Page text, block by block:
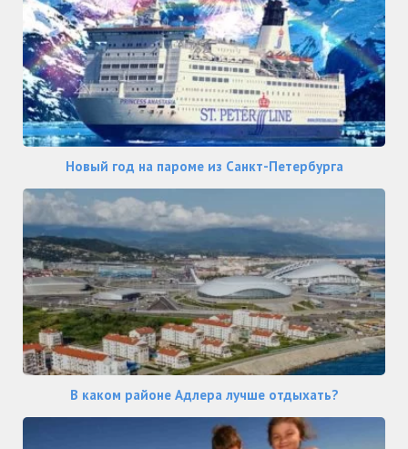
Новый год на пароме из Санкт-Петербурга
В каком районе Адлера лучше отдыхать?